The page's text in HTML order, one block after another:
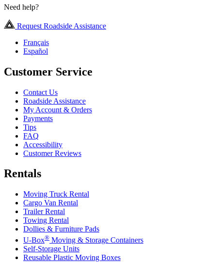
Need help?
Request Roadside Assistance
Français
Español
Customer Service
Contact Us
Roadside Assistance
My Account & Orders
Payments
Tips
FAQ
Accessibility
Customer Reviews
Rentals
Moving Truck Rental
Cargo Van Rental
Trailer Rental
Towing Rental
Dollies & Furniture Pads
U-Box® Moving & Storage Containers
Self-Storage Units
Reusable Plastic Moving Boxes